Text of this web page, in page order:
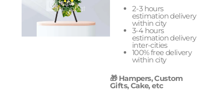
2-3 hours
estimation delivery
within city
3-4 hours
estimation delivery
inter-cities
100% free delivery
within city
🎁 Hampers, Custom
Gifts, Cake, etc